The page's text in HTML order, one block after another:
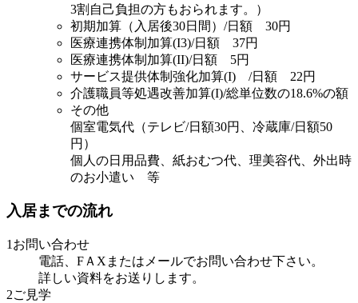
3割自己負担の方もおられます。）
初期加算（入居後30日間）/日額 30円
医療連携体制加算(I3)/日額 37円
医療連携体制加算(II)/日額 5円
サービス提供体制強化加算(I) /日額 22円
介護職員等処遇改善加算(I)/総単位数の18.6%の額
その他
個室電気代（テレビ/日額30円、冷蔵庫/日額50
円）
個人の日用品費、紙おむつ代、理美容代、外出時
のお小遣い 等
入居までの流れ
1お問い合わせ
電話、FＡXまたはメールでお問い合わせ下さい。
詳しい資料をお送りします。
2ご見学